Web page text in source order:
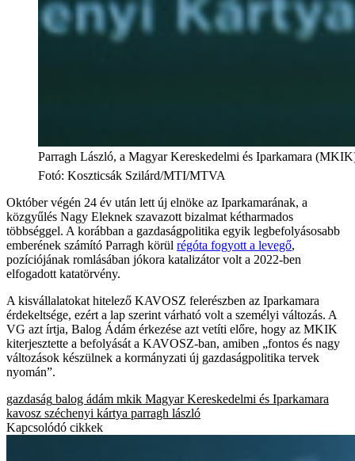
Parragh László, a Magyar Kereskedelmi és Iparkamara
Fotó: Koszticsák Szilárd/MTI/MTVA
Október végén 24 év után lett új elnöke az Iparkamarának, a
közgyűlés Nagy Eleknek szavazott bizalmat kétharmados
többséggel. A korábban a gazdaságpolitika egyik legbefolyásosabb
emberének számító Parragh körül régóta fogyott a levegő,
pozíciójának romlásában jókora katalizátor volt a 2022-ben
elfogadott katatörvény.
A kisvállalatokat hitelező KAVOSZ felerészben az Iparkamara
érdekeltsége, ezért a lap szerint várható volt a személyi változás. A
VG azt írtja, Balog Ádám érkezése azt vetíti előre, hogy az MKIK
kiterjesztette a befolyását a KAVOSZ-ban, amiben „fontos és nagy
változások készülnek a kormányzati új gazdaságpolitika tervek
nyomán”.
gazdaság balog ádám mkik Magyar Kereskedelmi és Iparkamara
kavosz széchenyi kártya parragh lászló
Kapcsolódó cikkek